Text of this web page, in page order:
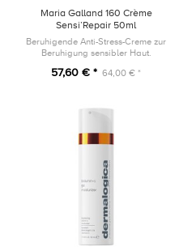
Maria Galland 160 Crème
Sensi’Repair 50ml
Beruhigende Anti-Stress-Creme zur
Beruhigung sensibler Haut.
57,60 € * 64,00 € *